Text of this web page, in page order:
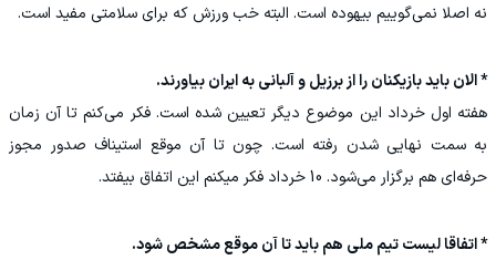
نه اصلا نمی‌گوییم بیهوده است. البته خب ورزش که برای سلامتی مفید است.
* الان باید بازیکنان را از برزیل و آلبانی به ایران بیاورند.
هفته اول خرداد این موضوع دیگر تعیین شده است. فکر می‌کنم تا آن زمان
به سمت نهایی شدن رفته است. چون تا آن موقع استیناف صدور مجوز
حرفه‌ای هم برگزار می‌شود. 10 خرداد فکر میکنم این اتفاق بیفتد.
* اتفاقا لیست تیم ملی هم باید تا آن موقع مشخص شود.